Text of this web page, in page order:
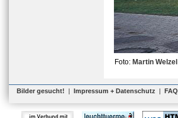
Foto: Martin Welzel
Bilder gesucht! | Impressum + Datenschutz | FAQ